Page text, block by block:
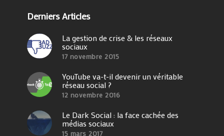
Derniers Articles
La gestion de crise & les réseaux
sociaux
17 novembre 2015
YouTube va-t-il devenir un véritable
réseau social ?
12 novembre 2016
Le Dark Social : la face cachée des
médias sociaux
15 mars 2017